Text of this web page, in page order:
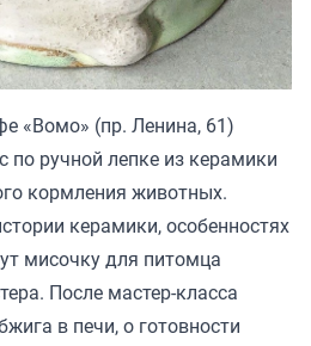
«Вомо» (пр. Ленина, 61)
по ручной лепке из керамики
кормления животных.
керамики, особенностях
мисочку для питомца
После мастер-класса
в печи, о готовности